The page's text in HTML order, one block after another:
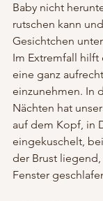
Baby nicht
rutschen kann
Gesichtchen
Im Extremfall hilft
eine ganz
einzunehmen. In
Nächten hat
auf dem Kopf, in
eingekuschelt,
der Brust
Fenster